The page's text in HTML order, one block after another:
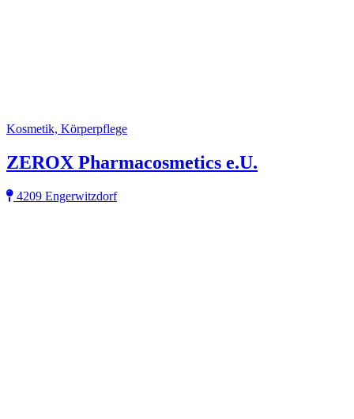
Kosmetik, Körperpflege
ZEROX Pharmacosmetics e.U.
4209 Engerwitzdorf